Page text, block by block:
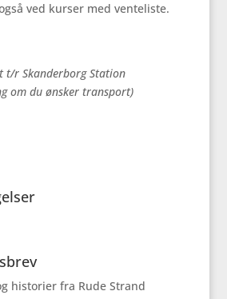
ved kurser med venteliste.
t/r Skanderborg Station
om du ønsker transport)
historier fra Rude Strand